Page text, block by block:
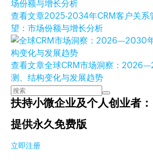
查看文章2025-2034年CRM客户关系
望：市场份额与增长分析
查看文章全球CRM市场洞察：
测、结构变化与发展趋势
扶持小微企业及个人创业者：
提供永久免费版
立即注册